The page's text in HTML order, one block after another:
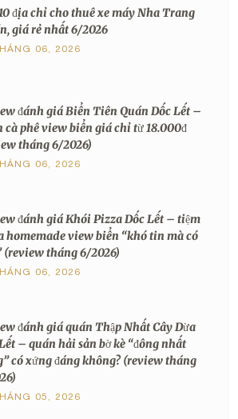
địa chỉ cho thuê xe máy Nha Trang
giá rẻ nhất 6/2026
06, 2026
đánh giá Biển Tiên Quán Dốc Lết –
cà phê view biển giá chỉ từ 18.000đ
tháng 6/2026)
06, 2026
đánh giá Khói Pizza Dốc Lết – tiệm
homemade view biển “khó tin mà có
(review tháng 6/2026)
06, 2026
đánh giá quán Thập Nhất Cây Dừa
– quán hải sản bờ kè “đông nhất
có xứng đáng không? (review tháng
05, 2026